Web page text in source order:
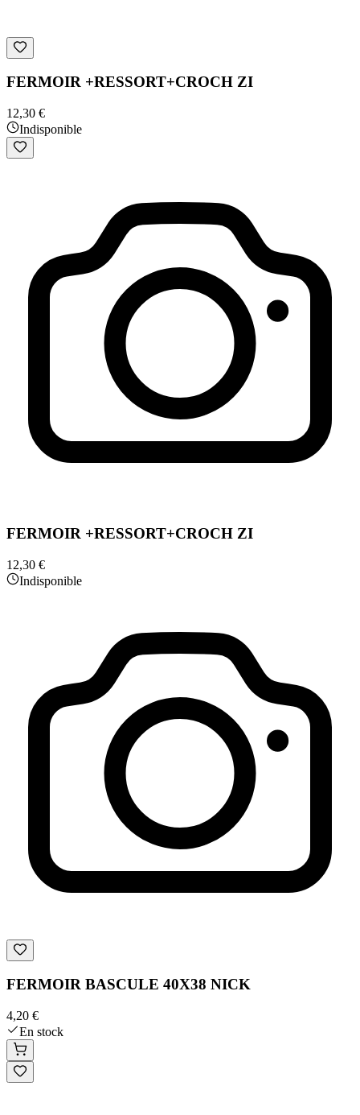
FERMOIR +RESSORT+CROCH ZI
12,30 €
Indisponible
FERMOIR +RESSORT+CROCH ZI
12,30 €
Indisponible
FERMOIR BASCULE 40X38 NICK
4,20 €
En stock